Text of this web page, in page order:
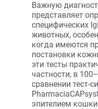
Важную
представляет
специфических
животных,
когда имеются
постановки
эти тесты
частности, в
сравнении тест-
эпителием кошки